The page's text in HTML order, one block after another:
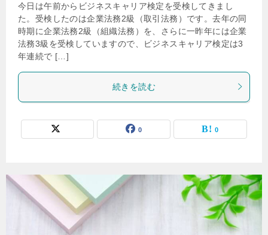
今日は午前からビジネスキャリア検定を受検してきまし
た。受検したのは企業法務2級（取引法務）です。去年の同
時期に企業法務2級（組織法務）を、さらに一昨年には企業
法務3級を受検していますので、ビジネスキャリア検定は3
年連続で […]
続きを読む
0 0